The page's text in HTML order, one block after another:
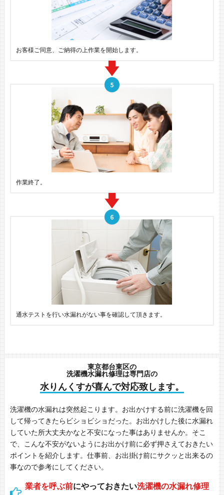
お客様ご同意、ご納得の上作業を開始します。
作業終了。
通水テストを行い水漏れがない事を確認して頂きます。
東京都台東区の
洗濯機水漏れ修理は専門店の
水りんくすが喜んで対応致します。
洗濯機の水漏れは突然起こります。お出かけする前に洗濯機を回
して帰ってきたらビショビショだった。お出かけした後に水漏れ
していた所大丈夫かなと不安になった事はありませんか。そこ
で、こんな不安がないようにお出かけ前に必ず押さえておきたい
ポイントを紹介します。仕事前、お出掛け前にサクッと出来るの
事なので参考にしてください。
業者を呼ぶ前にやっておきたい洗濯機の水漏れ修理